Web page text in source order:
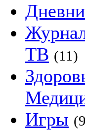
ТВ (11)
Игры